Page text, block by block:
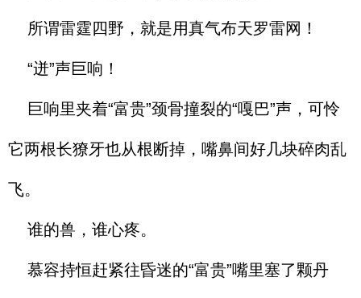
所谓雷霆四野，就是用真气布天罗雷网！
“迸”声巨响！
巨响里夹着“富贵”颈骨撞裂的“嘎巴”声，可怜
它两根长獠牙也从根断掉，嘴鼻间好几块碎肉乱
飞。
谁的兽，谁心疼。
慕容持恒赶紧往昏迷的“富贵”嘴里塞了颗丹